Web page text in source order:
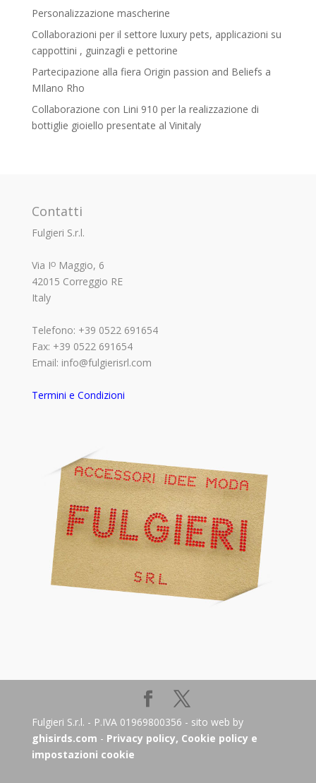
Personalizzazione mascherine
Collaborazioni per il settore luxury pets, applicazioni su
cappottini , guinzagli e pettorine
Partecipazione alla fiera Origin passion and Beliefs a
MIlano Rho
Collaborazione con Lini 910 per la realizzazione di
bottiglie gioiello presentate al Vinitaly
Contatti
Fulgieri S.r.l.
Via Iᴼ Maggio, 6
42015 Correggio RE
Italy
Telefono: +39 0522 691654
Fax: +39 0522 691654
Email: info@fulgierisrl.com
Termini e Condizioni
Fulgieri S.r.l. - P.IVA 01969800356 - sito web by
ghisirds.com - Privacy policy, Cookie policy e
impostazioni cookie